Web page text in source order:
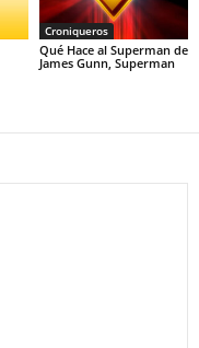
Croniqueros
Qué Hace al Superman de
James Gunn, Superman